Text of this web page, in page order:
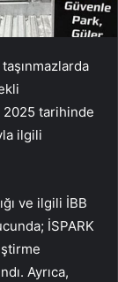
2025 tarihinde
ilgili
ve ilgili İBB
İSPARK
Ayrıca,